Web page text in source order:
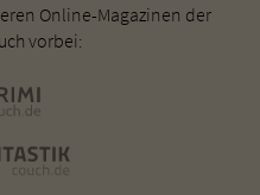
Online-Magazinen der
vorbei: